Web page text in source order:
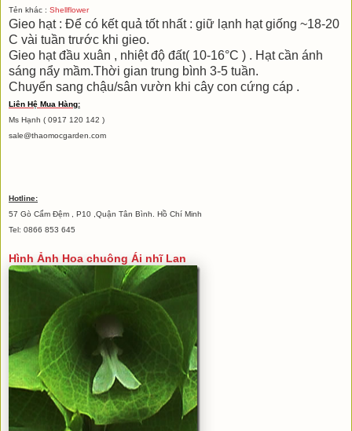
Tẻn khác : Shellflower
Gieo hạt : Để có kết quả tốt nhất : giữ lạnh hạt giống ~18-20
C vài tuần trước khi gieo.
Gieo hạt đầu xuân , nhiệt độ đất( 10-16°C ) . Hạt cần ánh
sáng nẩy mầm.Thời gian trung bình 3-5 tuần.
Chuyển sang chậu/sân vườn khi cây con cứng cáp .
Liên Hệ Mua Hàng:
Ms Hạnh ( 0917 120 142 )
sale@thaomocgarden.com
Hotline:
57 Gò Cẩm Đệm , P10 ,Quận Tân Bình. Hồ Chí Minh
Tel: 0866 853 645
Hình Ảnh Hoa chuông Ái nhĩ Lan